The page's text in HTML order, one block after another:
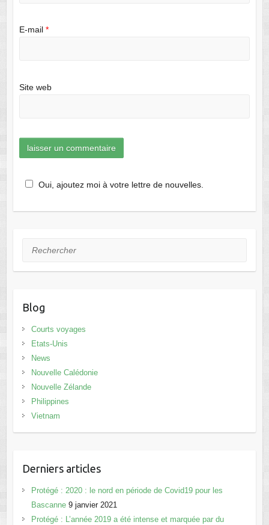
E-mail *
Site web
Oui, ajoutez moi à votre lettre de nouvelles.
Rechercher
Blog
Courts voyages
Etats-Unis
News
Nouvelle Calédonie
Nouvelle Zélande
Philippines
Vietnam
Derniers articles
Protégé : 2020 : le nord en période de Covid19 pour les
Bascanne 9 janvier 2021
Protégé : L’année 2019 a été intense et marquée par du